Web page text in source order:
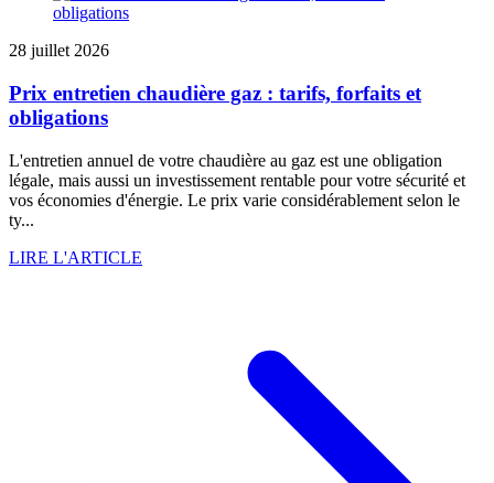
28 juillet 2026
Prix entretien chaudière gaz : tarifs, forfaits et
obligations
L'entretien annuel de votre chaudière au gaz est une obligation
légale, mais aussi un investissement rentable pour votre sécurité et
vos économies d'énergie. Le prix varie considérablement selon le
ty...
LIRE L'ARTICLE